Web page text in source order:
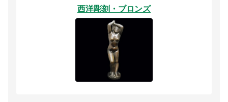
西洋彫刻・ブロンズ